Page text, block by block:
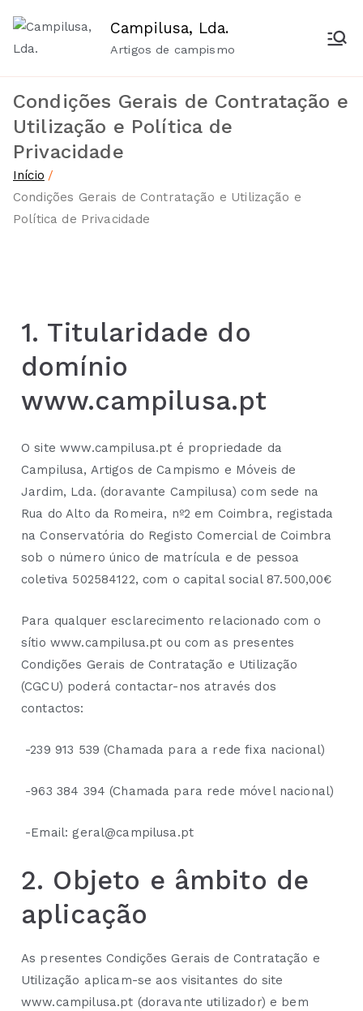
Campilusa, Lda.
Artigos de campismo
Condições Gerais de Contratação e
Utilização e Política de
Privacidade
Início
Condições Gerais de Contratação e Utilização e
Política de Privacidade
1. Titularidade do
domínio
www.campilusa.pt
O site www.campilusa.pt é propriedade da
Campilusa, Artigos de Campismo e Móveis de
Jardim, Lda. (doravante Campilusa) com sede na
Rua do Alto da Romeira, nº2 em Coimbra, registada
na Conservatória do Registo Comercial de Coimbra
sob o número único de matrícula e de pessoa
coletiva 502584122, com o capital social 87.500,00€
Para qualquer esclarecimento relacionado com o
sítio www.campilusa.pt ou com as presentes
Condições Gerais de Contratação e Utilização
(CGCU) poderá contactar-nos através dos
contactos:
-239 913 539 (Chamada para a rede fixa nacional)
-963 384 394 (Chamada para rede móvel nacional)
-Email: geral@campilusa.pt
2. Objeto e âmbito de
aplicação
As presentes Condições Gerais de Contratação e
Utilização aplicam-se aos visitantes do site
www.campilusa.pt (doravante utilizador) e bem